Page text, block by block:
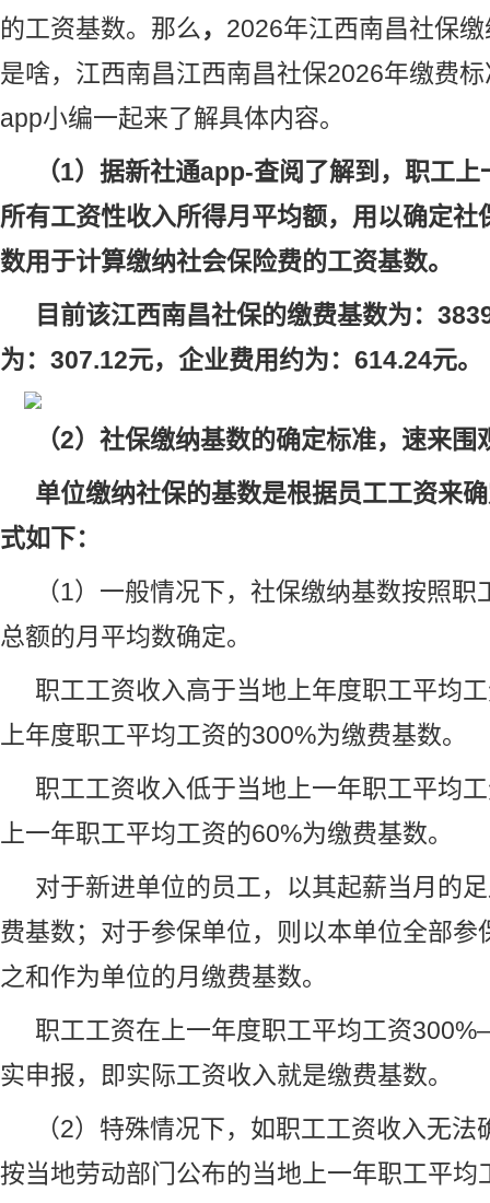
的工资基数。那么 ， 2026年江西南昌社保缴
是啥，江西南昌江西南昌社保2026年缴费
app小编一起来了解具体内容。
（1）据新社通app-查阅了解到，职工
所有工资性收入所得月平均额，用以确定社
数用于计算缴纳社会保险费的工资基数。
目前该江西南昌社保的缴费基数为：
为：307.12元，企业费用约为：614.24元。
（2）社保缴纳基数的确定标准，速来围
单位缴纳社保的基数是根据员工工资来
式如下：
（1）一般情况下，社保缴纳基数按照
总额的月平均数确定。
职工工资收入高于当地上年度职工平均
上年度职工平均工资的300%为缴费基数。
职工工资收入低于当地上一年职工平均
上一年职工平均工资的60%为缴费基数。
对于新进单位的员工，以其起薪当月的
费基数；对于参保单位，则以本单位全部参
之和作为单位的月缴费基数。
职工工资在上一年度职工平均工资
实申报，即实际工资收入就是缴费基数。
（2）特殊情况下，如职工工资收入无
按当地劳动部门公布的当地上一年职工平均